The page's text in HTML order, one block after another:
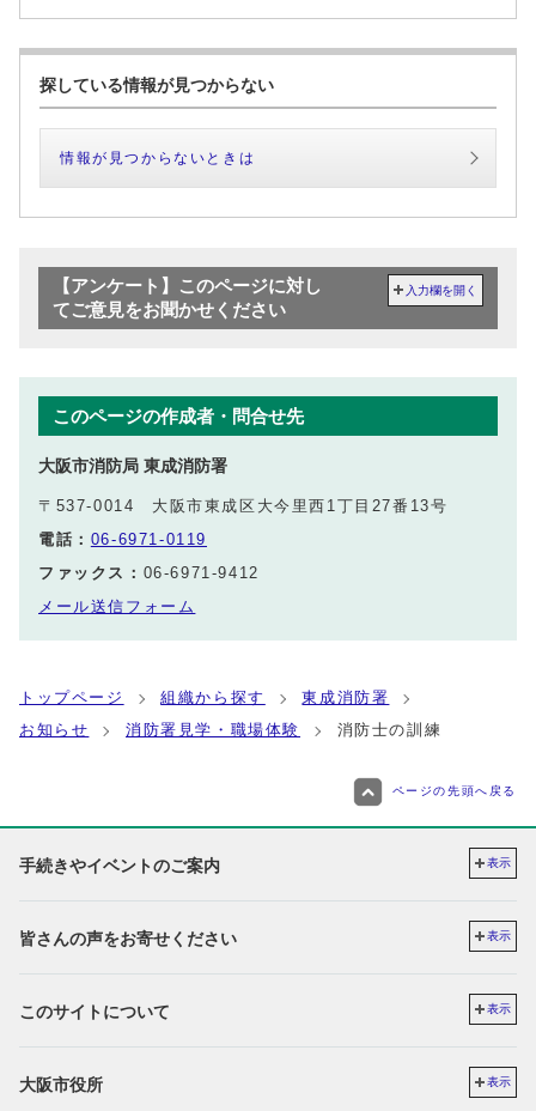
探している情報が見つからない
情報が見つからないときは
【アンケート】このページに対し
てご意見をお聞かせください
入力欄を開く
このページの作成者・問合せ先
大阪市消防局 東成消防署
〒537-0014 大阪市東成区大今里西1丁目27番13号
電話： 06-6971-0119
ファックス： 06-6971-9412
メール送信フォーム
トップページ 組織から探す
東成消防署
お知らせ
消防署見学・職場体験 消防士の訓練
ページの先頭へ戻る
手続きやイベントのご案内 表示
皆さんの声をお寄せください 表示
このサイトについて 表示
大阪市役所 表示